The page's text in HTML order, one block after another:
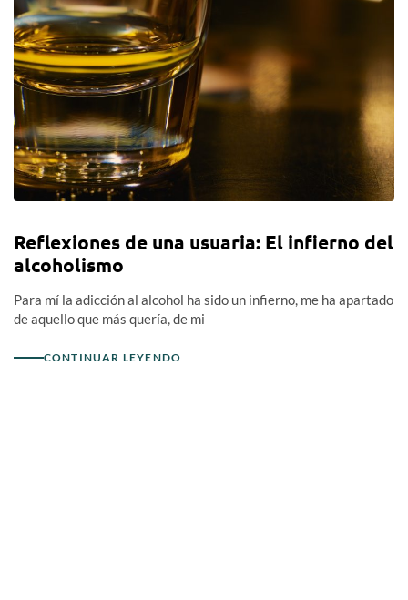
Reflexiones de una usuaria: El infierno del
alcoholismo
Para mí la adicción al alcohol ha sido un infierno, me ha apartado
de aquello que más quería, de mi
CONTINUAR LEYENDO